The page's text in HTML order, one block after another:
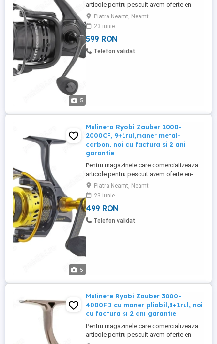
5
articole pentru pescuit avem oferte en-
gross (contactati-ne pentru mai multe
detalii) Produsul este NOU in cutie, fisa
tehnica, schema ! Pretul este pentru o
singura mulineta (mai multe bucati
disponibile) Pretul este fix! Fara schimburi
Piatra Neamt, Neamt
23 iunie
599 RON
Telefon validat
5
Mulineta Ryobi Zauber 1000-
2000CF, 9+1rul,maner metal-
carbon, noi cu factura si 2 ani
garantie
Pentru magazinele care comercializeaza
articole pentru pescuit avem oferte en-
gross (contactati-ne pentru mai multe
detalii) Produsul este NOU in cutie, fisa
tehnica, schema ! Pretul este pentru o
singura mulineta (mai multe bucati
disponibile) Pretul este fix! Fara schimburi
Piatra Neamt, Neamt
23 iunie
499 RON
Telefon validat
Mulinete Ryobi Zauber 3000-
4000FD cu maner pliabil,8+1rul, noi
cu factura si 2 ani garantie
Pentru magazinele care comercializeaza
articole pentru pescuit avem oferte en-